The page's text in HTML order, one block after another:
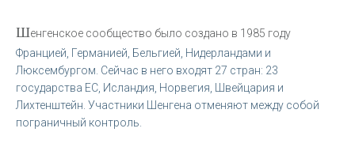
Шенгенское сообщество было создано в 1985 году
Францией, Германией, Бельгией, Нидерландами и
Люксембургом. Сейчас в него входят 27 стран: 23
государства ЕС, Исландия, Норвегия, Швейцария и
Лихтенштейн. Участники Шенгена отменяют между собой
пограничный контроль.